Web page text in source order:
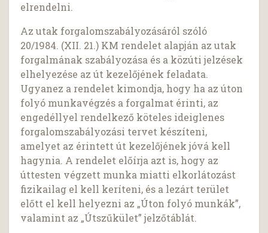
elrendelni.
Az utak forgalomszabályozásáról szóló
20/1984. (XII. 21.) KM rendelet alapján az utak
forgalmának szabályozása és a közúti jelzések
elhelyezése az út kezelőjének feladata.
Ugyanez a rendelet kimondja, hogy ha az úton
folyó munkavégzés a forgalmat érinti, az
engedéllyel rendelkező köteles ideiglenes
forgalomszabályozási tervet készíteni,
amelyet az érintett út kezelőjének jóvá kell
hagynia. A rendelet előírja azt is, hogy az
úttesten végzett munka miatti elkorlátozást
fizikailag el kell keríteni, és a lezárt terület
előtt el kell helyezni az „Úton folyó munkák”,
valamint az „Útszűkület” jelzőtáblát.